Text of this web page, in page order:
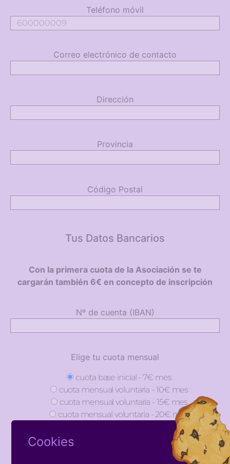
Teléfono móvil
Correo electrónico de contacto
Dirección
Provincia
Código Postal
Tus Datos Bancarios
Con la primera cuota de la Asociación se te
cargarán también 6€ en concepto de inscripción
Nº de cuenta (IBAN)
Elige tu cuota mensual
cuota base inicial - 7€ mes
cuota mensual voluntaria - 10€ mes
cuota mensual voluntaria - 15€ mes
cuota mensual voluntaria - 20€ mes
Elige como quieres pagar tus cuotas
Cookies